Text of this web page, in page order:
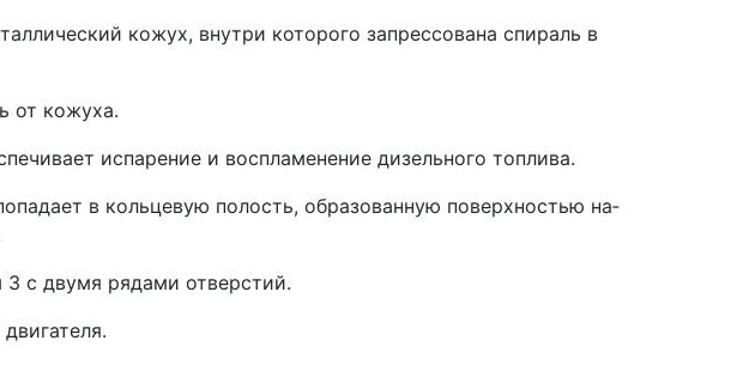
кожух, внутри которого запрессована спираль в
от кожу­ха.
испарение и воспламенение дизельного топлива.
в кольцевую полость, образованную поверхностью на­
3 с двумя рядами отверстий.